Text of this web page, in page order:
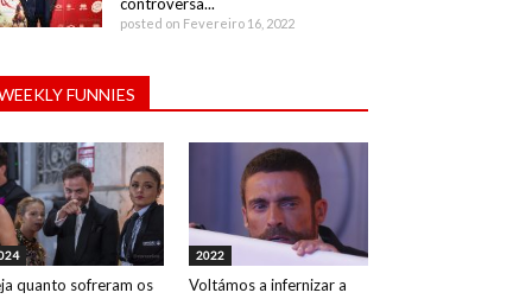
posted on Fevereiro 16, 2022
FUNNIES
quanto sofreram os
2022
Voltámos a infernizar a